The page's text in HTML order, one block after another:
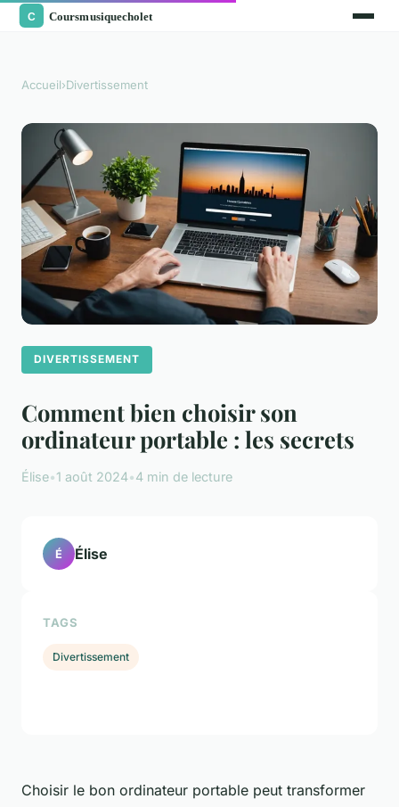
Accueil›Divertissement
DIVERTISSEMENT
Comment bien choisir son
ordinateur portable : les secrets
Élise•1 août 2024•4 min de lecture
Choisir le bon ordinateur portable peut transformer
É Élise
TAGS
Divertissement